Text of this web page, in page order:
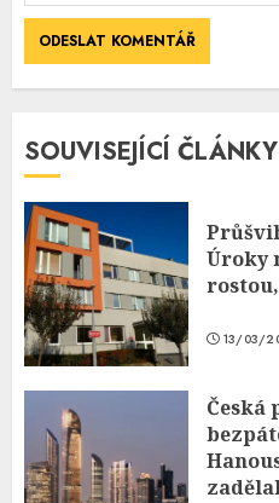
SOUVISEJÍCÍ ČLÁNKY
Úroky
13/03/
Česká